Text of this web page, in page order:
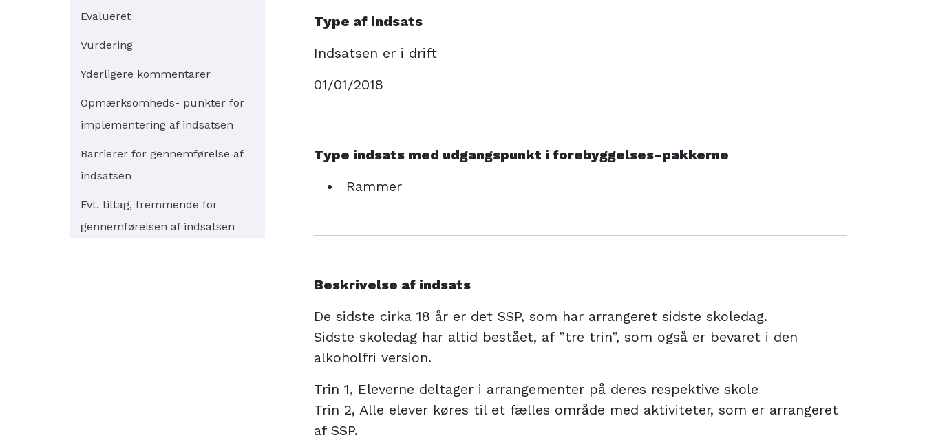
Evalueret
Vurdering
Yderligere kommentarer
Opmærksomheds- punkter for
implementering af indsatsen
Barrierer for gennemførelse af
indsatsen
Evt. tiltag, fremmende for
gennemførelsen af indsatsen
Type af indsats
Indsatsen er i drift
01/01/2018
Type indsats med udgangspunkt i forebyggelses-pakkerne
Rammer
Beskrivelse af indsats
De sidste cirka 18 år er det SSP, som har arrangeret sidste skoledag.
Sidste skoledag har altid bestået, af ”tre trin”, som også er bevaret i den
alkoholfri version.
Trin 1, Eleverne deltager i arrangementer på deres respektive skole
Trin 2, Alle elever køres til et fælles område med aktiviteter, som er arrangeret
af SSP.